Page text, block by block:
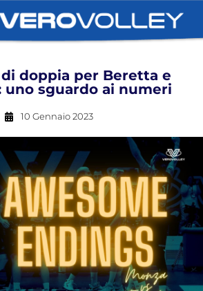
doppia per Beretta e
uno sguardo ai numeri
10 Gennaio 2023